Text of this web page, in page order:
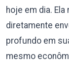
hoje em dia.
diretamente
profundo em
mesmo